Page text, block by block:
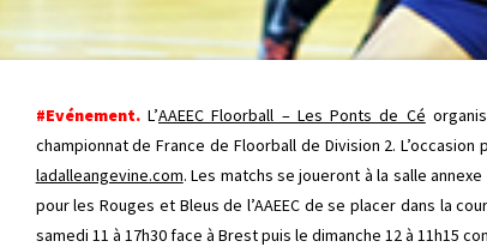
#Evénement. L’AAEEC Floorball – Les Ponts de Cé
championnat de France de Floorball de Division 2.
ladalleangevine.com. Les matchs se joueront à la salle
pour les Rouges et Bleus de l’AAEEC de se placer dans la
samedi 11 à 17h30 face à Brest puis le dimanche 12 à 11h15